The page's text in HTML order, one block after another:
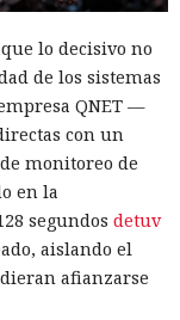
lo decisivo no
de los sistemas
QNET —
con un
monitoreo de
en la
segundos detuv
aislando el
afianzarse